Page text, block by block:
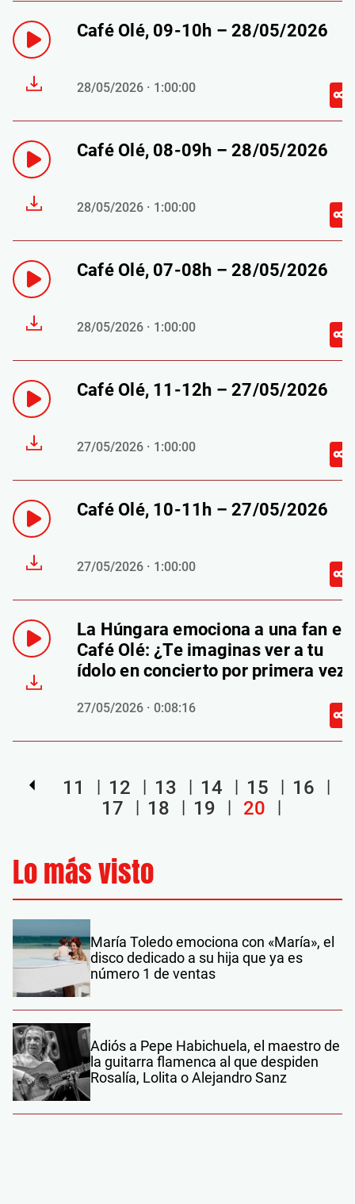
Café Olé, 09-10h – 28/05/2026
28/05/2026 · 1:00:00
Café Olé, 08-09h – 28/05/2026
28/05/2026 · 1:00:00
Café Olé, 07-08h – 28/05/2026
28/05/2026 · 1:00:00
Café Olé, 11-12h – 27/05/2026
27/05/2026 · 1:00:00
Café Olé, 10-11h – 27/05/2026
27/05/2026 · 1:00:00
La Húngara emociona a una fan en
Café Olé: ¿Te imaginas ver a tu
ídolo en concierto por primera vez?
27/05/2026 · 0:08:16
11 12 13 14 15
16
17
18 19 20
Lo más visto
María Toledo emociona con «María», el
disco dedicado a su hija que ya es
número 1 de ventas
Adiós a Pepe Habichuela, el maestro de
la guitarra flamenca al que despiden
Rosalía, Lolita o Alejandro Sanz